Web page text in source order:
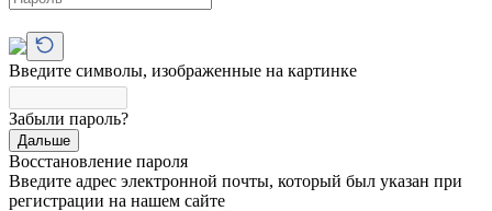
Введите символы, изображенные на картинке
Забыли пароль?
Дальше
Восстановление пароля
Введите адрес электронной почты, который был указан при
регистрации на нашем сайте